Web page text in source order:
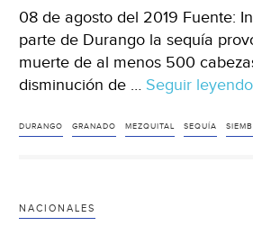
08 de agosto del 2019 Fuente:
parte de Durango la sequía
muerte de al menos 500
disminución de … Seguir leyendo
DURANGO GRANADO MEZQUITAL SEQUÍA
NACIONALES